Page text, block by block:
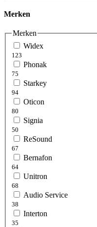
Merken
Merken
Widex
123
Phonak
75
Starkey
94
Oticon
80
Signia
50
ReSound
67
Bernafon
64
Unitron
68
Audio Service
38
Interton
35